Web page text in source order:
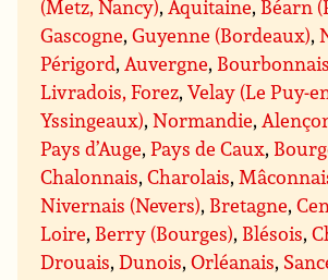
(Metz, Nancy), Aquitaine, Béarn
Gascogne,Guyenne (Bordeaux),
Périgord, Auvergne,
Livradois, Forez,Velay (Le Puy-
Yssingeaux),Normandie,
Pays d’Auge,Pays de Caux,
Chalonnais,Charolais,
Nivernais (Nevers), Bretagne,
Loire, Berry (Bourges), Blésois,
Drouais,Dunois,Orléanais,